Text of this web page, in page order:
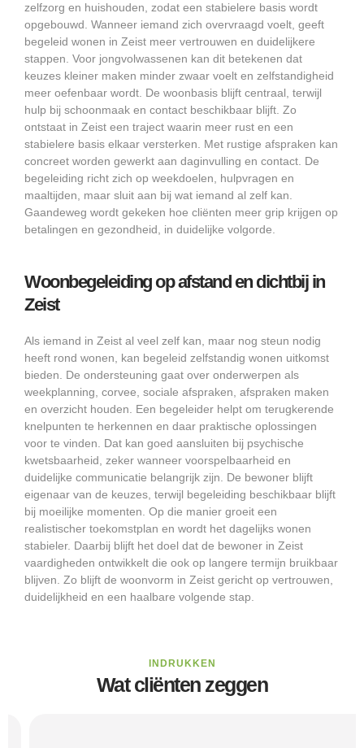
zelfzorg en huishouden, zodat een stabielere basis wordt
opgebouwd. Wanneer iemand zich overvraagd voelt, geeft
begeleid wonen in Zeist meer vertrouwen en duidelijkere
stappen. Voor jongvolwassenen kan dit betekenen dat
keuzes kleiner maken minder zwaar voelt en zelfstandigheid
meer oefenbaar wordt. De woonbasis blijft centraal, terwijl
hulp bij schoonmaak en contact beschikbaar blijft. Zo
ontstaat in Zeist een traject waarin meer rust en een
stabielere basis elkaar versterken. Met rustige afspraken kan
concreet worden gewerkt aan daginvulling en contact. De
begeleiding richt zich op weekdoelen, hulpvragen en
maaltijden, maar sluit aan bij wat iemand al zelf kan.
Gaandeweg wordt gekeken hoe cliënten meer grip krijgen op
betalingen en gezondheid, in duidelijke volgorde.
Woonbegeleiding op afstand en dichtbij in
Zeist
Als iemand in Zeist al veel zelf kan, maar nog steun nodig
heeft rond wonen, kan begeleid zelfstandig wonen uitkomst
bieden. De ondersteuning gaat over onderwerpen als
weekplanning, corvee, sociale afspraken, afspraken maken
en overzicht houden. Een begeleider helpt om terugkerende
knelpunten te herkennen en daar praktische oplossingen
voor te vinden. Dat kan goed aansluiten bij psychische
kwetsbaarheid, zeker wanneer voorspelbaarheid en
duidelijke communicatie belangrijk zijn. De bewoner blijft
eigenaar van de keuzes, terwijl begeleiding beschikbaar blijft
bij moeilijke momenten. Op die manier groeit een
realistischer toekomstplan en wordt het dagelijks wonen
stabieler. Daarbij blijft het doel dat de bewoner in Zeist
vaardigheden ontwikkelt die ook op langere termijn bruikbaar
blijven. Zo blijft de woonvorm in Zeist gericht op vertrouwen,
duidelijkheid en een haalbare volgende stap.
INDRUKKEN
Wat cliënten zeggen